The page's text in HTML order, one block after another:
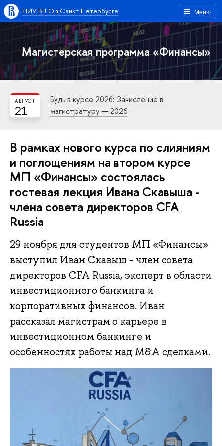
Меню
НИУ ВШЭ в Санкт-Петербурге
Магистерская программа «Финансы»
21
АВГУСТ
Будь в курсе 2026: Зачисление в
магистратуру — 2026
В рамках нового курса по слияниям
и поглощениям на втором курсе
МП «Финансы» состоялась
гостевая лекция Ивана Скавыша -
члена совета директоров CFA
Russia
29 ноября для студентов МП «Финансы»
выступил Иван Скавыш - член совета
директоров CFA Russia, эксперт в области
инвестиционного банкинга и
корпоративных финансов. Иван
рассказал магистрам о карьере в
инвестиционном банкинге и
особенностях работы над M&A сделками.